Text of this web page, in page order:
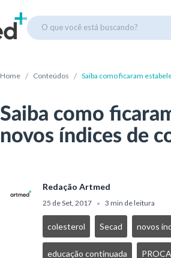
O que você está buscando?
Home / Conteúdos / Saiba como ficaram
Saiba como
novos índices de
Redação Artmed
25 de Set, 2017 • 3 min de leitura
colesterol Secad novos
educação continuada